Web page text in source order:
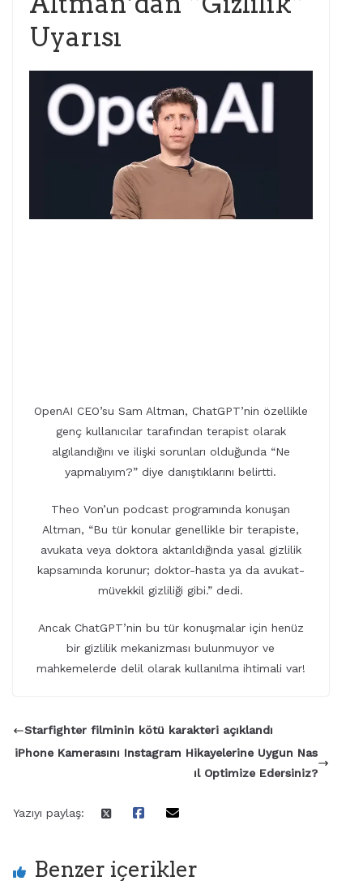
Uyarısı
OpenAI CEO’su Sam Altman, ChatGPT’nin özellikle
genç kullanıcılar tarafından terapist olarak
algılandığını ve ilişki sorunları olduğunda “Ne
yapmalıyım?” diye danıştıklarını belirtti.
Theo Von’un podcast programında konuşan
Altman, “Bu tür konular genellikle bir terapiste,
avukata veya doktora aktarıldığında yasal gizlilik
kapsamında korunur; doktor-hasta ya da avukat-
müvekkil gizliliği gibi.” dedi.
Ancak ChatGPT’nin bu tür konuşmalar için henüz
bir gizlilik mekanizması bulunmuyor ve
mahkemelerde delil olarak kullanılma ihtimali var!
Starfighter filminin kötü karakteri açıklandı
iPhone Kamerasını Instagram Hikayelerine Uygun Nas
ıl Optimize Edersiniz?
Yazıyı paylaş:
Benzer içerikler